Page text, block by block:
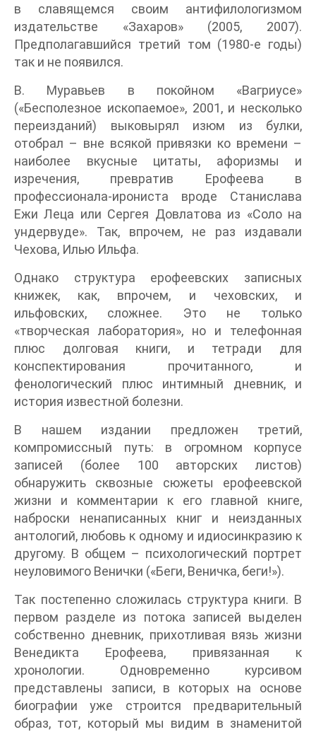
в славящемся своим антифилологизмом
издательстве «Захаров» (2005, 2007).
Предполагавшийся третий том (1980-е годы)
так и не появился.
В. Муравьев в покойном «Вагриусе»
(«Бесполезное ископаемое», 2001, и несколько
переизданий) выковырял изюм из булки,
отобрал – вне всякой привязки ко времени –
наиболее вкусные цитаты, афоризмы и
изречения, превратив Ерофеева в
профессионала-ирониста вроде Станислава
Ежи Леца или Сергея Довлатова из «Соло на
ундервуде». Так, впрочем, не раз издавали
Чехова, Илью Ильфа.
Однако структура ерофеевских записных
книжек, как, впрочем, и чеховских, и
ильфовских, сложнее. Это не только
«творческая лаборатория», но и телефонная
плюс долговая книги, и тетради для
конспектирования прочитанного, и
фенологический плюс интимный дневник, и
история известной болезни.
В нашем издании предложен третий,
компромиссный путь: в огромном корпусе
записей (более 100 авторских листов)
обнаружить сквозные сюжеты ерофеевской
жизни и комментарии к его главной книге,
наброски ненаписанных книг и неизданных
антологий, любовь к одному и идиосинкразию к
другому. В общем – психологический портрет
неуловимого Венички («Беги, Веничка, беги!»).
Так постепенно сложилась структура книги. В
первом разделе из потока записей выделен
собственно дневник, прихотливая вязь жизни
Венедикта Ерофеева, привязанная к
хронологии. Одновременно курсивом
представлены записи, в которых на основе
биографии уже строится предварительный
образ, тот, который мы видим в знаменитой